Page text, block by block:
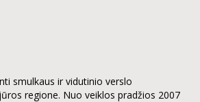
smulkaus ir vidutinio verslo
regione. Nuo veiklos pradžios 2007